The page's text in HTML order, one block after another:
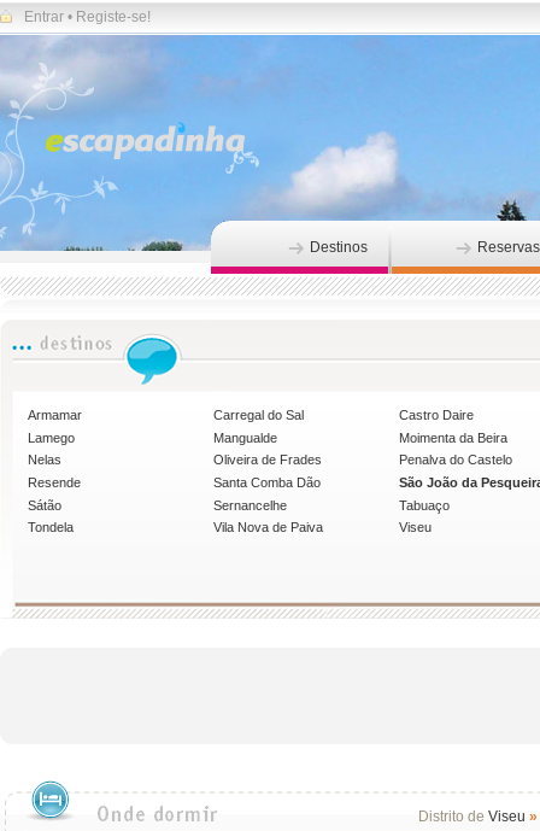
Entrar • Registe-se!
Destinos Reservas
Armamar Carregal do Sal
Castro Daire
Lamego
Mangualde
Moimenta da Beira
Nelas
Oliveira de Frades
Penalva do Castelo
Resende
Santa Comba Dão
São João da
Sátão
Sernancelhe
Tabuaço
Tondela
Vila Nova de Paiva Viseu
Distrito de Viseu »